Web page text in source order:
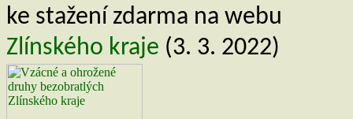
ke stažení zdarma na webu
Zlínského kraje (3. 3. 2022)